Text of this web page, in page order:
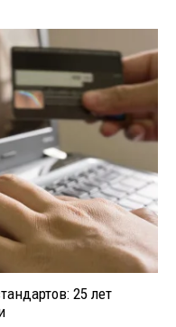
25 лет